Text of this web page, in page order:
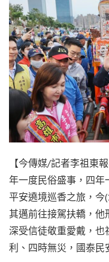
【今傳媒/記者李祖東
年一度民俗盛事，四年
平安遶境巡香之旅，今
其邁前往接駕扶轎，他
深受信徒敬重愛戴，也
利、四時無災，國泰民